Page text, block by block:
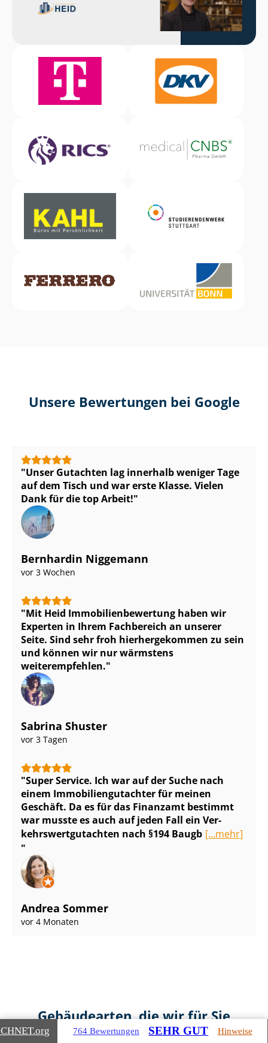
Unsere Bewertungen bei Google
Unser Gutachten lag innerhalb weniger Tage
auf dem Tisch und war erste Klasse. Vielen
Dank für die top Arbeit!
Bernhardin Niggemann
vor 3 Wochen
Mit Heid Im­mo­bi­li­en­be­wer­tung haben wir
Experten in Ihrem Fachbereich an unserer
Seite. Sind sehr froh hierhergekommen zu sein
und können wir nur wärmstens
weiterempfehlen.
Sabrina Shuster
vor 3 Tagen
Super Service. Ich war auf der Suche nach
einem Im­mo­bi­li­en­gut­ach­ter für meinen
Geschäft. Da es für das Finanzamt bestimmt
war musste es auch auf jeden Fall ein Ver­
kehrs­wert­gut­ach­ten nach §194 Baugb [...mehr]
Andrea Sommer
vor 4 Monaten
Gebäudearten, die wir für Sie
bewerten
.org 764 Bewertungen SEHR GUT Hinweise